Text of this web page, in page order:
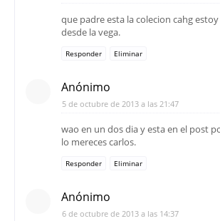
que padre esta la colecion cahg
desde la vega.
Responder Eliminar
Anónimo
5 de octubre de 2013 a las 21:47
wao en un dos dia y esta en el post
lo mereces carlos.
Responder Eliminar
Anónimo
6 de octubre de 2013 a las 14:37